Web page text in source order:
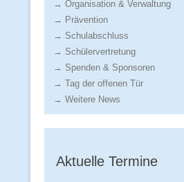
→ Organisation & Verwaltung
→ Prävention
→ Schulabschluss
→ Schülervertretung
→ Spenden & Sponsoren
→ Tag der offenen Tür
→ Weitere News
Aktuelle Termine